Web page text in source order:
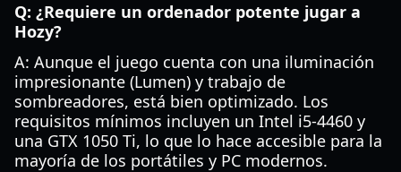
Q: ¿Requiere un ordenador potente jugar a
Hozy?
A: Aunque el juego cuenta con una iluminación
impresionante (Lumen) y trabajo de
sombreadores, está bien optimizado. Los
requisitos mínimos incluyen un Intel i5-4460 y
una GTX 1050 Ti, lo que lo hace accesible para la
mayoría de los portátiles y PC modernos.